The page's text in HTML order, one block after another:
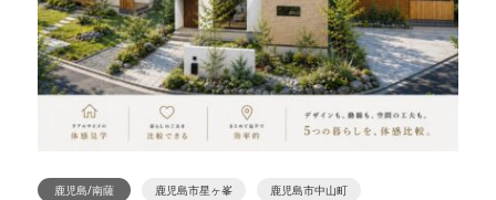
鹿児島/南薩 鹿児島市星ヶ峯
鹿児島市中山町